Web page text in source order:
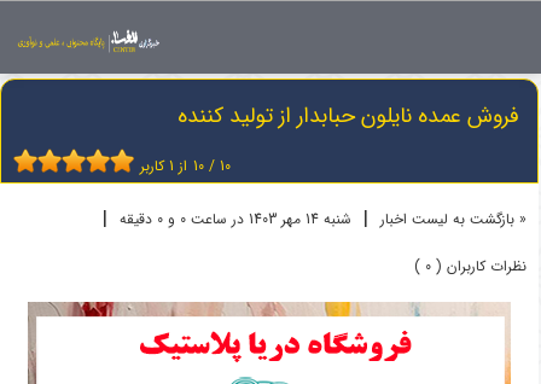
فروش عمده نایلون حبابدار از تولید کننده
فروش عمده نایلون حبابدار از تولید کننده
10 / 10 از 1کاربر
« بازگشت به لیست اخبار | شنبه 14 مهر 1403 در ساعت 0 و 0 دقیقه |
نظرات کاربران ( 0 )